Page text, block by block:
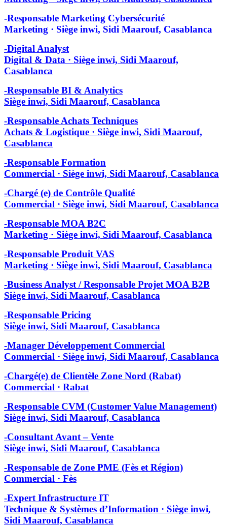
-Responsable Marketing Cybersécurité
Marketing · Siège inwi, Sidi Maarouf, Casablanca
-Digital Analyst
Digital & Data · Siège inwi, Sidi Maarouf,
Casablanca
-Responsable BI & Analytics
Siège inwi, Sidi Maarouf, Casablanca
-Responsable Achats Techniques
Achats & Logistique · Siège inwi, Sidi Maarouf,
Casablanca
-Responsable Formation
Commercial · Siège inwi, Sidi Maarouf, Casablanca
-Chargé (e) de Contrôle Qualité
Commercial · Siège inwi, Sidi Maarouf, Casablanca
-Responsable MOA B2C
Marketing · Siège inwi, Sidi Maarouf, Casablanca
-Responsable Produit VAS
Marketing · Siège inwi, Sidi Maarouf, Casablanca
-Business Analyst / Responsable Projet MOA B2B
Siège inwi, Sidi Maarouf, Casablanca
-Responsable Pricing
Siège inwi, Sidi Maarouf, Casablanca
-Manager Développement Commercial
Commercial · Siège inwi, Sidi Maarouf, Casablanca
-Chargé(e) de Clientèle Zone Nord (Rabat)
Commercial · Rabat
-Responsable CVM (Customer Value Management)
Siège inwi, Sidi Maarouf, Casablanca
-Consultant Avant – Vente
Siège inwi, Sidi Maarouf, Casablanca
-Responsable de Zone PME (Fès et Région)
Commercial · Fès
-Expert Infrastructure IT
Technique & Systèmes d’Information · Siège inwi,
Sidi Maarouf, Casablanca